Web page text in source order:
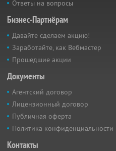
Ответы на вопросы
Бизнес-Партнёрам
Давайте сделаем акцию!
Заработайте, как Вебмастер
Прошедшие акции
Документы
Агентский договор
Лицензионный договор
Публичная оферта
Политика конфиденциальности
Контакты